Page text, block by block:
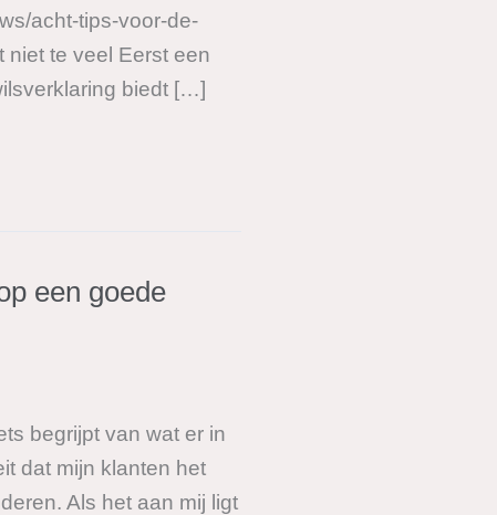
acht-tips-voor-de-
niet te veel Eerst een
biedt […]
een goede
begrijpt van wat er in
dat mijn klanten het
Als het aan mij ligt